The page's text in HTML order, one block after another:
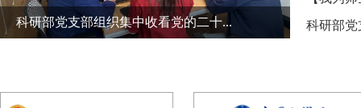
科研部党支部组织集中收看党的二十...
科研部党